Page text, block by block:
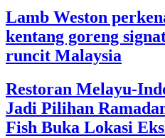
Lamb Weston
kentang goreng
runcit Malaysia
Restoran Melayu-
Jadi Pilihan
Fish Buka Lokasi